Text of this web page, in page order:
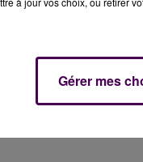
illettrées,
En quelque sorte,
Brown, précisant
Gérer mes